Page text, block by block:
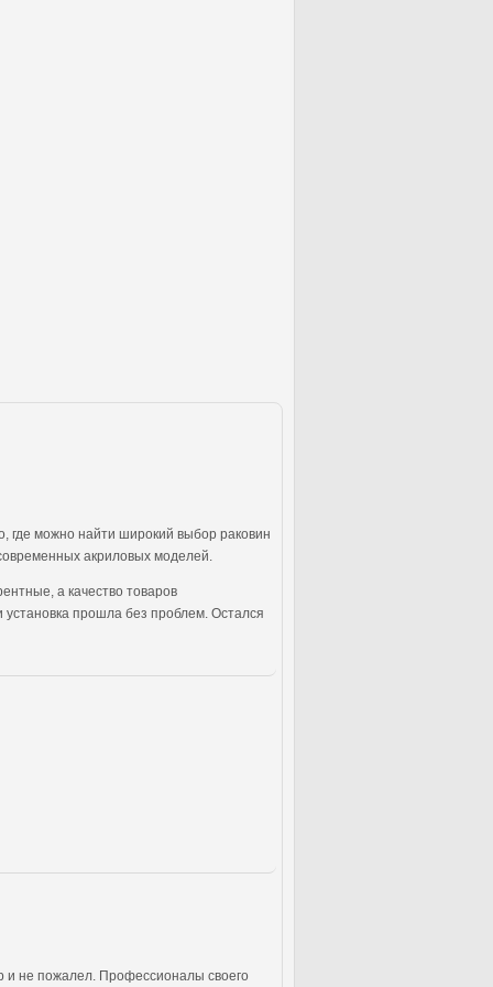
где можно найти широкий выбор раковин
акриловых моделей.
а качество товаров
прошла без проблем. Остался
и не пожалел. Профессионалы своего